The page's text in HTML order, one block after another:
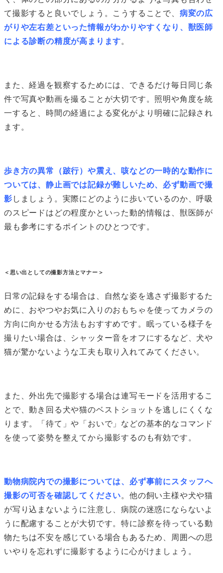
て撮影すると良いでしょう。こうすることで、 病変の広
がりや左右差といった情報がわかりやすくなり、獣医師
による診断の精度が高まります。
また、経過を観察するためには、できるだけ毎日同じ条
件で写真や動画を撮ることが大切です。照明や角度を統
一すると、時間の経過による変化がより明確に記録され
ます。
歩き方の異常（跛行）や震え、咳などの一時的な動作に
ついては、静止画では記録が難しいため、必ず動画で撮
影 しましょう。実際にどのように歩いているのか、呼吸
のスピードはどの程度かといった動的情報は、獣医師が
最も参考にするポイントのひとつです。
＜思い出としての撮影方法とマナー＞
日常の記録をする場合は、自然な姿を逃さず撮影するた
めに、おやつやお気に入りのおもちゃを使ってカメラの
方向に向かせる方法もおすすめです。眠っている様子を
撮りたい場合は、シャッター音をオフにするなど、犬や
猫が驚かないような工夫も取り入れてみてください。
また、外出先で撮影する場合は連写モードを活用するこ
とで、動き回る犬や猫のベストショットを逃しにくくな
ります。「待て」や「おいで」などの基本的なコマンド
を使って姿勢を整えてから撮影するのも有効です。
動物病院内での撮影については、必ず事前にスタッフへ
撮影の可否を確認してください。他の飼い主様や犬や猫
が写り込まないように注意し、病院の迷惑にならないよ
うに配慮することが大切です。特に診察を待っている動
物たちは不安を感じている場合もあるため、周囲への思
いやりを忘れずに撮影するように心がけましょう。